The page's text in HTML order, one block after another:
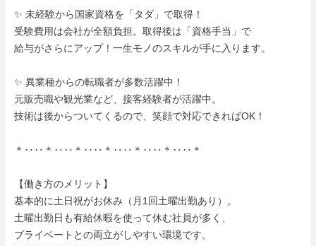
✨ 未経験から国家資格を「タダ」で取得！
受験費用は会社が全額負担。取得後は「資格手当」で
給与がさらにアップ！一生モノのスキルが手に入ります。
✨ 異業種からの転職者が多数活躍中！
元販売職や観光業など、接客経験者が活躍中。
技術は後からついてくるので、笑顔で対応できればOK！
＊‥‥＊‥‥＊‥‥＊‥‥＊‥‥＊‥‥＊
【働き方のメリット】
基本的に土日祝がお休み（月1回土曜出勤あり）。
土曜出勤日も有給休暇を使って休む社員が多く、
プライベートとの両立がしやすい環境です。